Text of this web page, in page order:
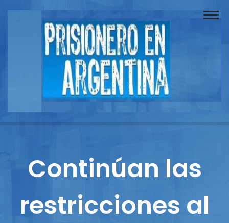
Buscador
Documentos
Reportajes
Columnistas
Continúan las
restricciones al